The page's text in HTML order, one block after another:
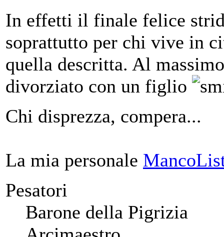
In effetti il finale felice
soprattutto per chi vive in
quella descritta. Al
divorziato con un figlio
Chi disprezza, compera...
La mia personale
Pesatori
Barone della Pigrizia